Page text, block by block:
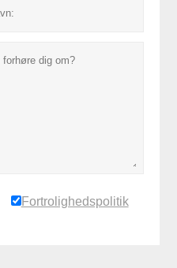
Fortrolighedspolitik